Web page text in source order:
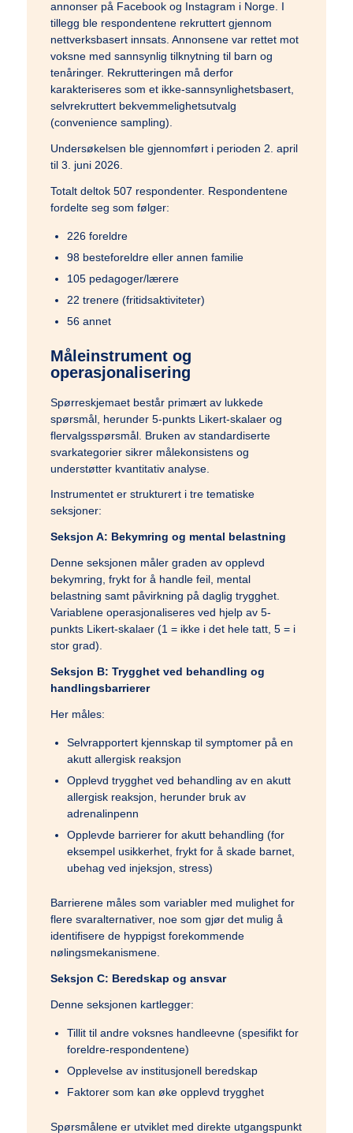
annonser på Facebook og Instagram i Norge. I
tillegg ble respondentene rekruttert gjennom
nettverksbasert innsats. Annonsene var rettet mot
voksne med sannsynlig tilknytning til barn og
tenåringer. Rekrutteringen må derfor
karakteriseres som et ikke-sannsynlighetsbasert,
selvrekruttert bekvemmelighetsutvalg
(convenience sampling).
Undersøkelsen ble gjennomført i perioden 2. april
til 3. juni 2026.
Totalt deltok 507 respondenter. Respondentene
fordelte seg som følger:
226 foreldre
98 besteforeldre eller annen familie
105 pedagoger/lærere
22 trenere (fritidsaktiviteter)
56 annet
Måleinstrument og
operasjonalisering
Spørreskjemaet består primært av lukkede
spørsmål, herunder 5-punkts Likert-skalaer og
flervalgsspørsmål. Bruken av standardiserte
svarkategorier sikrer målekonsistens og
understøtter kvantitativ analyse.
Instrumentet er strukturert i tre tematiske
seksjoner:
Seksjon A: Bekymring og mental belastning
Denne seksjonen måler graden av opplevd
bekymring, frykt for å handle feil, mental
belastning samt påvirkning på daglig trygghet.
Variablene operasjonaliseres ved hjelp av 5-
punkts Likert-skalaer (1 = ikke i det hele tatt, 5 = i
stor grad).
Seksjon B: Trygghet ved behandling og
handlingsbarrierer
Her måles:
Selvrapportert kjennskap til symptomer på en
akutt allergisk reaksjon
Opplevd trygghet ved behandling av en akutt
allergisk reaksjon, herunder bruk av
adrenalinpenn
Opplevde barrierer for akutt behandling (for
eksempel usikkerhet, frykt for å skade barnet,
ubehag ved injeksjon, stress)
Barrierene måles som variabler med mulighet for
flere svaralternativer, noe som gjør det mulig å
identifisere de hyppigst forekommende
nølingsmekanismene.
Seksjon C: Beredskap og ansvar
Denne seksjonen kartlegger:
Tillit til andre voksnes handleevne (spesifikt for
foreldre-respondentene)
Opplevelse av institusjonell beredskap
Faktorer som kan øke opplevd trygghet
Spørsmålene er utviklet med direkte utgangspunkt